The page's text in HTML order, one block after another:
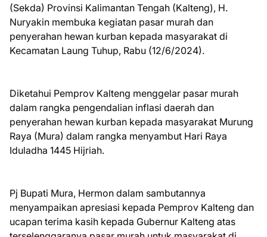
(Sekda) Provinsi Kalimantan Tengah (Kalteng), H.
Nuryakin membuka kegiatan pasar murah dan
penyerahan hewan kurban kepada masyarakat di
Kecamatan Laung Tuhup, Rabu (12/6/2024).
Diketahui Pemprov Kalteng menggelar pasar murah
dalam rangka pengendalian inflasi daerah dan
penyerahan hewan kurban kepada masyarakat Murung
Raya (Mura) dalam rangka menyambut Hari Raya
Iduladha 1445 Hijriah.
Pj Bupati Mura, Hermon dalam sambutannya
menyampaikan apresiasi kepada Pemprov Kalteng dan
ucapan terima kasih kepada Gubernur Kalteng atas